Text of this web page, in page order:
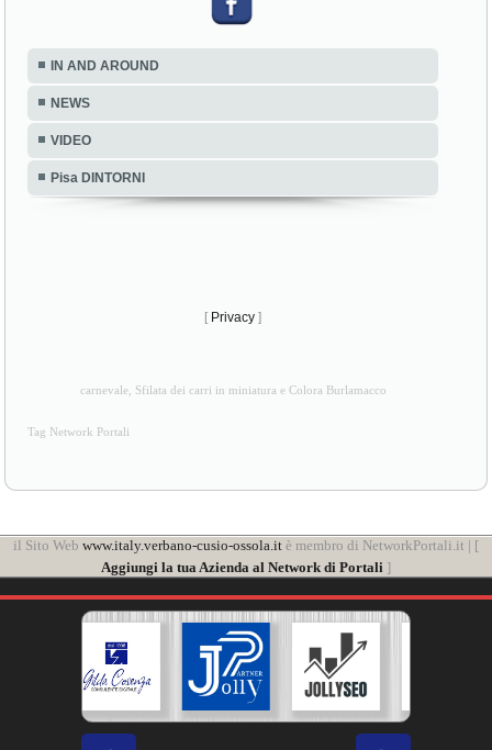
IN AND AROUND
NEWS
VIDEO
Pisa DINTORNI
[ Privacy ]
carnevale, Sfilata dei carri in miniatura e Colora Burlamacco
Tag Network Portali
il Sito Web www.italy.verbano-cusio-ossola.it è membro di NetworkPortali.it | [
Aggiungi la tua Azienda al Network di Portali ]